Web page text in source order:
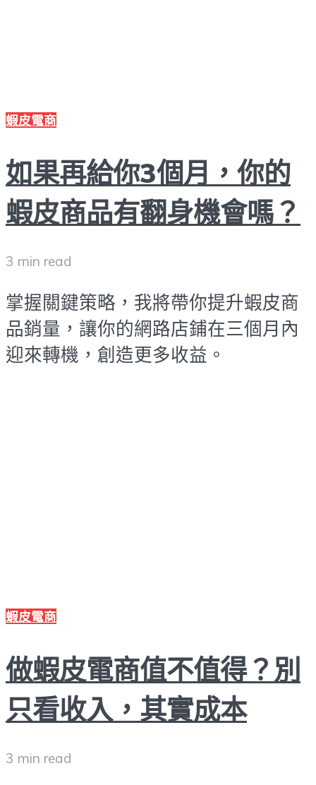
蝦皮電商
如果再給你3個月，你的
蝦皮商品有翻身機會嗎？
3 min read
掌握關鍵策略，我將帶你提升蝦皮商
品銷量，讓你的網路店鋪在三個月內
迎來轉機，創造更多收益。
蝦皮電商
做蝦皮電商值不值得？別
只看收入，其實成本
3 min read